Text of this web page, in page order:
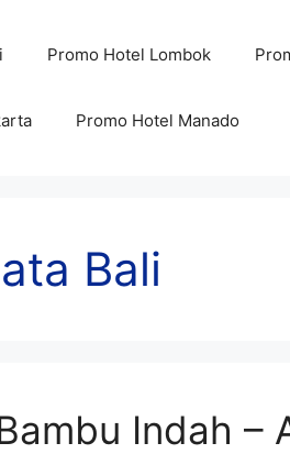
Promo Hotel Lombok
Promo Hotel Manado
Bali
Indah –